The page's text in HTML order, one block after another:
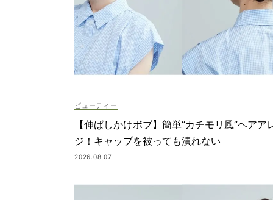
ビューティー
【伸ばしかけボブ】簡単“カチモリ風”ヘアア
ジ！キャップを被っても潰れない
2026.08.07